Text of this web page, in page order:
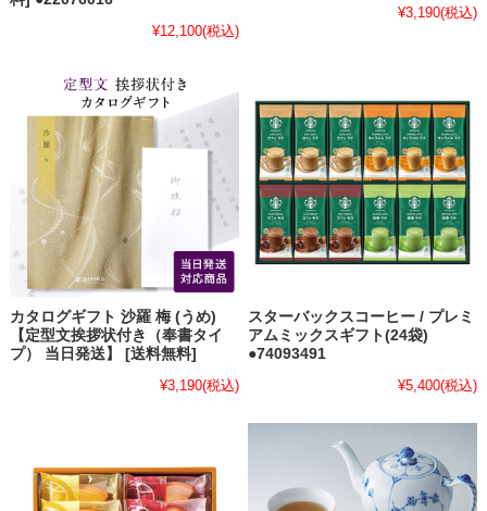
¥12,100(税込)
¥3,190(税込)
カタログギフト 沙羅 梅 (うめ)
【定型文挨拶状付き（奉書タイ
プ） 当日発送】 [送料無料]
¥3,190(税込)
スターバックスコーヒー / プレミ
アムミックスギフト(24袋)
●74093491
¥5,400(税込)